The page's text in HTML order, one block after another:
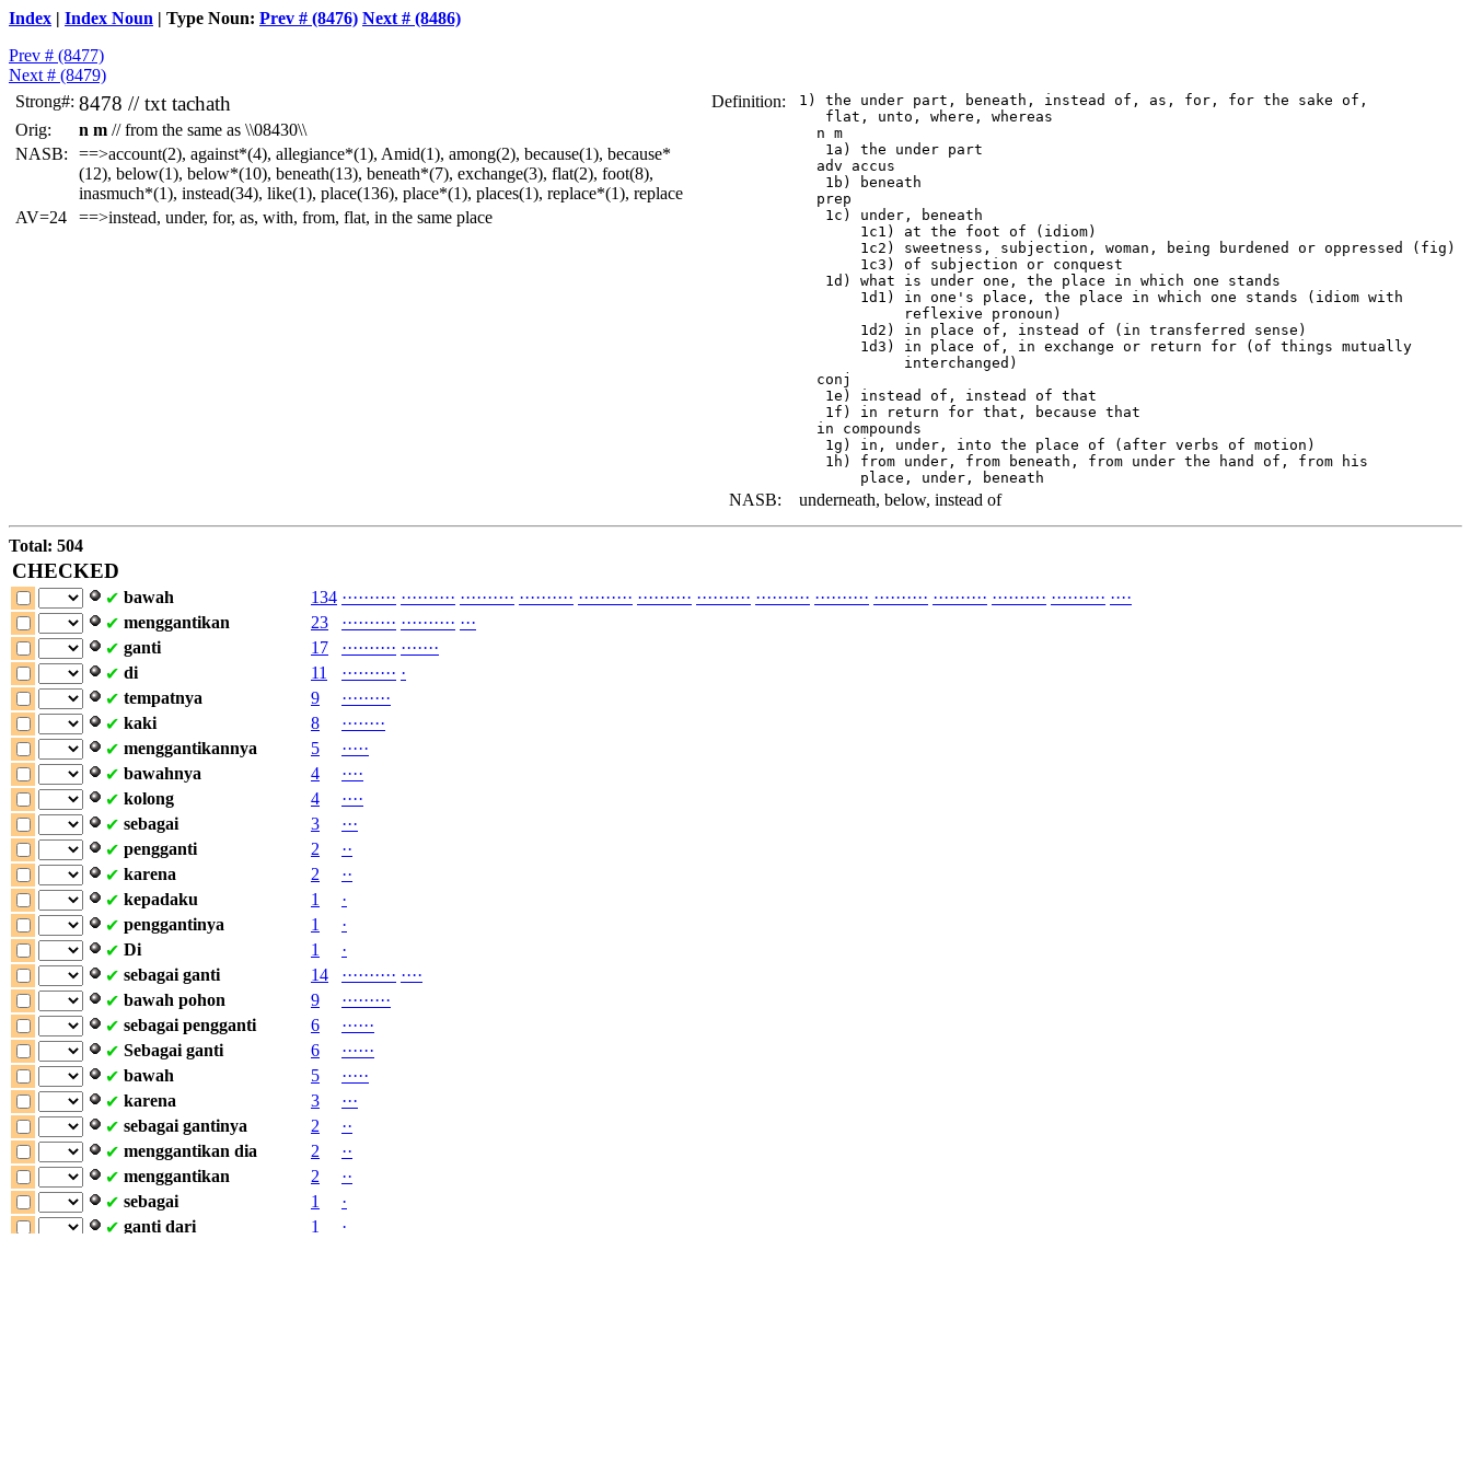
Index | Index Noun | Type Noun: Prev # (8476) Next # (8486)
Prev # (8477)
Next # (8479)
Strong#: 8478 //txt tachath
Orig: n m // from the same as \\08430\\
NASB:
==>account(2), against*(4), allegiance*(1), Amid(1), among(2), because(1), because*
(12), below(1), below*(10), beneath(13), beneath*(7), exchange(3), flat(2), foot(8),
inasmuch*(1), instead(34), like(1), place(136), place*(1), places(1), replace*(1), replace
AV=24
==>instead, under, for, as, with, from, flat, in the same place
Definition:
1) the under part, beneath, instead of, as, for, for the sake of,
    flat, unto, where, whereas
   n m
    1a) the under part
   adv accus
    1b) beneath
   prep
    1c) under, beneath
        1c1) at the foot of (idiom)
        1c2) sweetness, subjection, woman, being burdened or oppressed (fig)
        1c3) of subjection or conquest
    1d) what is under one, the place in which one stands
        1d1) in one's place, the place in which one stands (idiom with
             reflexive pronoun)
        1d2) in place of, instead of (in transferred sense)
        1d3) in place of, in exchange or return for (of things mutually
             interchanged)
   conj
    1e) instead of, instead of that
    1f) in return for that, because that
   in compounds
    1g) in, under, into the place of (after verbs of motion)
    1h) from under, from beneath, from under the hand of, from his
NASB: underneath, below, instead of
Total: 504
CHECKED
✔ bawah 134 ·········· ·········· ·········· ·········· ·········· ·········· ·········· ·········· ·········· ·········· ·········· ·········· ·········· ····
✔ menggantikan 23 ·········· ·········· ···
✔ ganti 17 ·········· ·······
✔ di 11 ·········· ·
✔ tempatnya 9 ·········
✔ kaki 8 ········
✔ menggantikannya 5 ·····
✔ bawahnya 4 ····
✔ kolong 4 ····
✔ sebagai 3 ···
✔ pengganti 2 ··
✔ karena 2 ··
✔ kepadaku 1
·
✔ penggantinya 1
·
✔ Di 1
·
✔ sebagai ganti 14 ·········· ····
✔ bawah pohon 9 ·········
✔ sebagai pengganti 6 ······
✔ Sebagai ganti 6 ······
✔ bawah 5 ·····
✔ karena 3 ···
✔ sebagai gantinya 2 ··
✔ menggantikan dia 2 ··
✔ menggantikan 2 ··
✔ sebagai 1
·
✔ ganti dari 1
·